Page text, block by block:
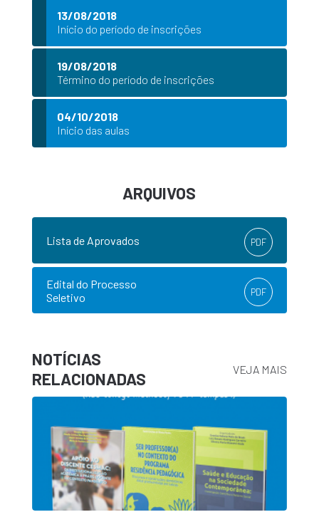
13/08/2018
Início do período de inscrições
19/08/2018
Término do período de inscrições
04/10/2018
Início das aulas
ARQUIVOS
Lista de Aprovados PDF
Edital do Processo
Seletivo
PDF
NOTÍCIAS
RELACIONADAS
VEJA MAIS